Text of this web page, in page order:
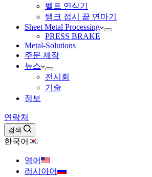
벨트 연삭기
탱크 접시 끝 연마기
Sheet Metal Processing
PRESS BRAKE
Metal-Solutions
주문 제작
뉴스
전시회
기술
정보
연락처
검색
한국어
영어
러시아어